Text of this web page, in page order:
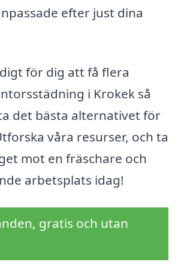
efter just dina
för dig att få flera
i Krokek så
det bästa alternativet för
våra resurser, och ta
mot en fräschare och
arbetsplats idag!
gratis och utan